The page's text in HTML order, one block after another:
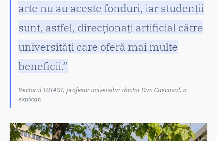
arte nu au aceste fonduri, iar studenții
sunt, astfel, direcționați artificial către
universități care oferă mai multe
beneficii.”
Rectorul TUIASI, profesor universitar doctor Dan Cașcaval, a
explicat: